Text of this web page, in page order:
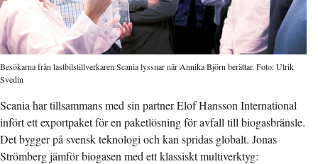
Besökarna från lastbilstillverkaren Scania lyssnar när Annika Björn berättar. Foto: Ulrik
Svedin
Scania har tillsammans med sin partner Elof Hansson International
infört ett exportpaket för en paketlösning för avfall till biogasbränsle.
Det bygger på svensk teknologi och kan spridas globalt. Jonas
Strömberg jämför biogasen med ett klassiskt multiverktyg: